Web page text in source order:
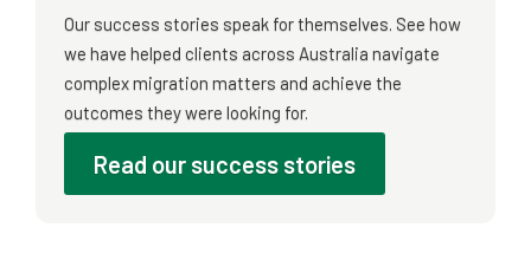
Our success stories speak for themselves. See how
we have helped clients across Australia navigate
complex migration matters and achieve the
outcomes they were looking for.
Read our success stories